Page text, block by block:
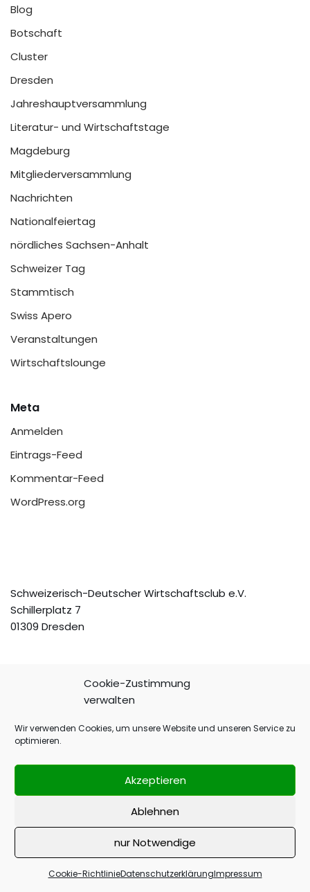
Cookie-Zustimmung
verwalten
Wir verwenden Cookies, um unsere Website und unseren Service zu
optimieren.
Akzeptieren
Ablehnen
nur Notwendige
Cookie-RichtlinieDatenschutzerklärungImpressum
Blog
Botschaft
Cluster
Dresden
Jahreshauptversammlung
Literatur- und Wirtschaftstage
Magdeburg
Mitgliederversammlung
Nachrichten
Nationalfeiertag
nördliches Sachsen-Anhalt
Schweizer Tag
Stammtisch
Swiss Apero
Veranstaltungen
Wirtschaftslounge
Meta
Anmelden
Eintrags-Feed
Kommentar-Feed
WordPress.org
Schweizerisch-Deutscher Wirtschaftsclub e.V.
Schillerplatz 7
01309 Dresden
Telefon: +49(351) 3188121
E-Mail:vorstand@sdwc.de
Datenschutzerklärung
SDWC e.V. 2024